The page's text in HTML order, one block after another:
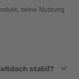
seine Nutzung
stabil?